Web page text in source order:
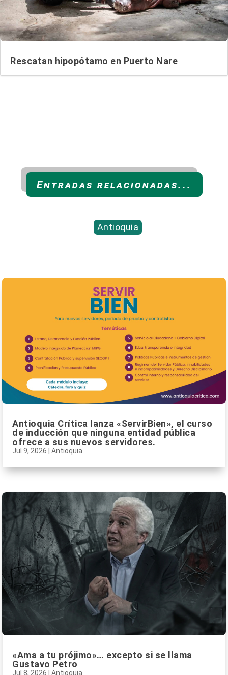
Rescatan hipopótamo en Puerto Nare
Entradas relacionadas...
Antioquia
Antioquia Crítica lanza «ServirBien», el curso
de inducción que ninguna entidad pública
ofrece a sus nuevos servidores.
Jul 9, 2026 Antioquia
«Ama a tu prójimo»… excepto si se llama
Gustavo Petro
Jul 8, 2026 Antioquia